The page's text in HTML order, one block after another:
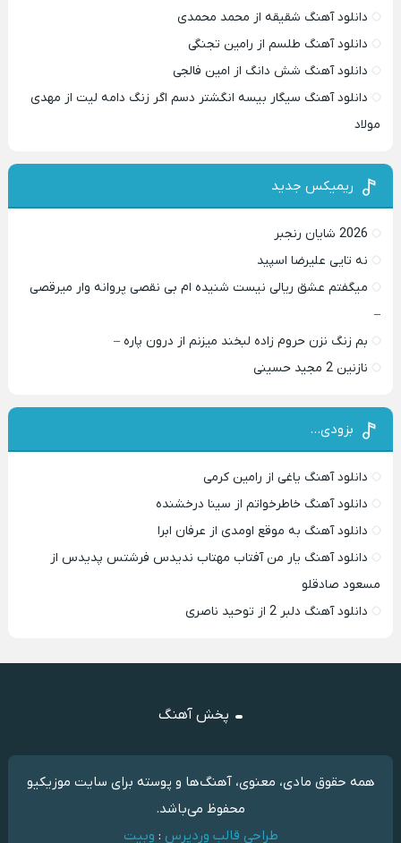
دانلود آهنگ شقیقه از محمد محمدی
دانلود آهنگ طلسم از رامین تجنگی
دانلود آهنگ شش دانگ از امین فالجی
دانلود آهنگ سیگار بیسه انگشتر دسم اگر زنگ دامه لیت از مهدی
مولاد
ریمیکس جدید
2026 شایان رنجبر
نه تایی علیرضا اسپید
میگفتم عشق ریالی نیست شنیده ام بی نقصی پروانه وار میرقصی
–
بم زنگ نزن حروم زاده لبخند میزنم از درون پاره –
نازنین 2 مجید حسینی
بزودی…
دانلود آهنگ یاغی از رامین کرمی
دانلود آهنگ خاطرخواتم از سینا درخشنده
دانلود آهنگ به موقع اومدی از عرفان ابرا
دانلود آهنگ یار من آفتاب مهتاب ندیدس فرشتس پدیدس از
مسعود صادقلو
دانلود آهنگ دلبر 2 از توحید ناصری
پخش آهنگ
همه حقوق مادی، معنوی، آهنگ‌ها و پوسته برای سایت موزیکیو
محفوظ می‌باشد.
طراحی قالب وردپرس : وبیت